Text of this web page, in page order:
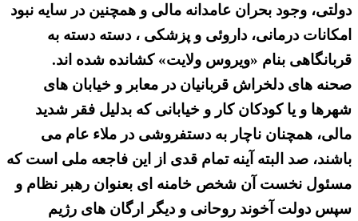
دولتی، وجود بحران عامدانه مالی و همچنین در سایه نبود
امکانات درمانی، داروئی و پزشکی ، دسته دسته به
قربانگاهی بنام «ویروس ولایت» کشانده شده اند.
صحنه های دلخراش قربانیان در معابر و خیابان های
شهرها و یا کودکان کار و خیابانی که بدلیل فقر شدید
مالی، همچنان ناچار به دستفروشی در ملاء عام می
باشند، صد البته آینه تمام قدی از این فاجعه ملی است که
مسئول نخست آن شخص خامنه ای بعنوان رهبر نظام و
سپس دولت آخوند روحانی و دیگر ارگان های رژیم